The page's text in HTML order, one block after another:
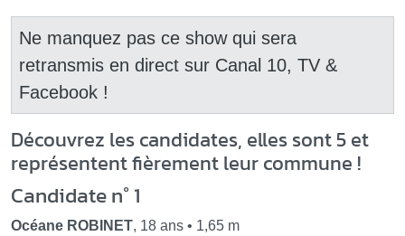
Ne manquez pas ce show qui sera
retransmis en direct sur Canal 10, TV &
Facebook !
Découvrez les candidates, elles sont 5 et
représentent fièrement leur commune !
Candidate n° 1
Océane ROBINET, 18 ans • 1,65 m